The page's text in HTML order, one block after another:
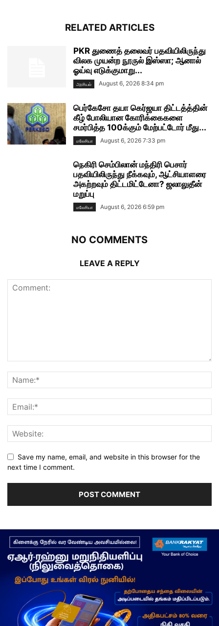
RELATED ARTICLES
PKR துணைத் தலைவர் பதவியிலிருந்து
விலக முயன்ற நூருல் இஸ்ஸா; ஆனால்
ஓய்வு எடுக்குமாறு...
அரசியல் August 6, 2026 8:34 pm
பெர்கேசோ தயா கெர்ஜயா திட்டத்த்தின்
கீழ் போலியான கோரிக்கைகளை
சமர்பித்த 100க்கும் மேற்பட்டோர் மீது...
மலேசியா August 6, 2026 7:33 pm
நெகிரி செம்பிலான் மந்திரி பெசார்
பதவியிலிருந்து நீக்கவும், ஆட்சியாளரை
அகற்றவும் திட்டமிட்டேனா? ஜலாலுதீன்
மறுப்பு
மலேசியா August 6, 2026 6:59 pm
NO COMMENTS
LEAVE A REPLY
Save my name, email, and website in this browser for the
next time I comment.